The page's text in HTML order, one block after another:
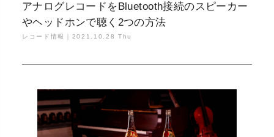
アナログレコードをBluetooth接続のスピーカー
やヘッドホンで聴く2つの方法
レコード情報｜ 2021.10.28 Thu